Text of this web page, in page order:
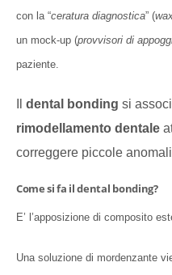
con la “ceratura diagnostica” (
un mock-up (provvisori di
paziente.
dental bonding si
rimodellamento dentale
correggere piccole
Come si fa il dental bonding?
E’ l’apposizione di composito
Una soluzione di mordenzante